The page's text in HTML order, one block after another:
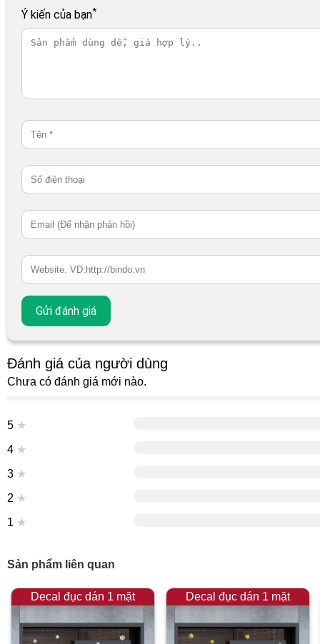
Ý kiến của bạn*
Đánh giá của người dùng
Chưa có đánh giá mới nào.
5 ★
4 ★
3 ★
2 ★
1 ★
Sản phẩm liên quan
Decal đục dán 1 mặt Decal đục dán 1 mặt